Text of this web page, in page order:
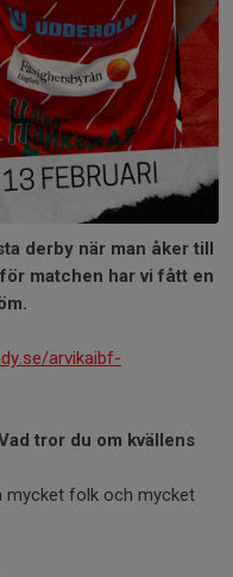
derby när man åker till
matchen har vi fått en
arvikaibf-
tror du om kvällens
mycket folk och mycket